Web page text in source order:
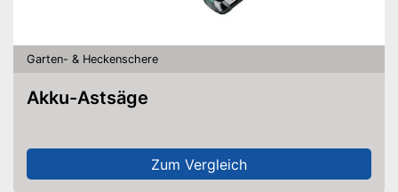
Garten- & Heckenschere
Akku-Astsäge
Zum Vergleich